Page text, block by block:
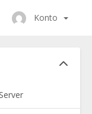
Konto